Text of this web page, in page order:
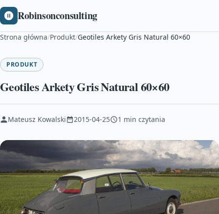
Robinsonconsulting
Strona główna/Produkt/Geotiles Arkety Gris Natural 60×60
PRODUKT
Geotiles Arkety Gris Natural 60×60
Mateusz Kowalski 2015-04-25 1 min czytania